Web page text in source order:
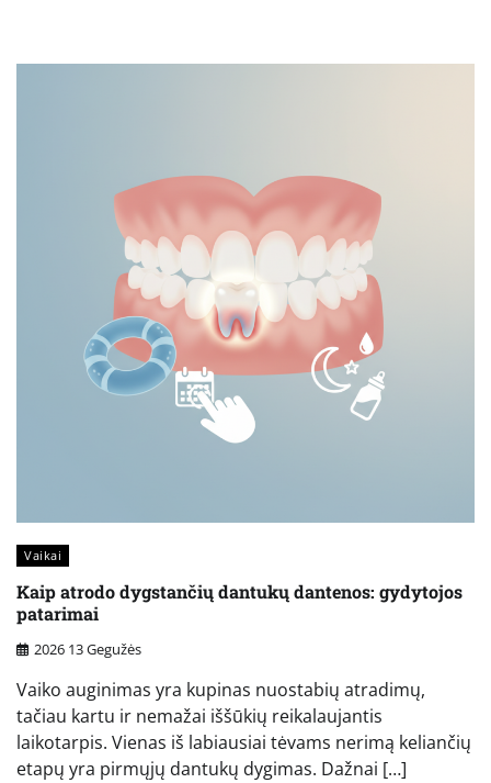
Vaikai
Kaip atrodo dygstančių dantukų dantenos: gydytojos
patarimai
2026 13 Gegužės
Vaiko auginimas yra kupinas nuostabių atradimų,
tačiau kartu ir nemažai iššūkių reikalaujantis
laikotarpis. Vienas iš labiausiai tėvams nerimą keliančių
etapų yra pirmųjų dantukų dygimas. Dažnai […]